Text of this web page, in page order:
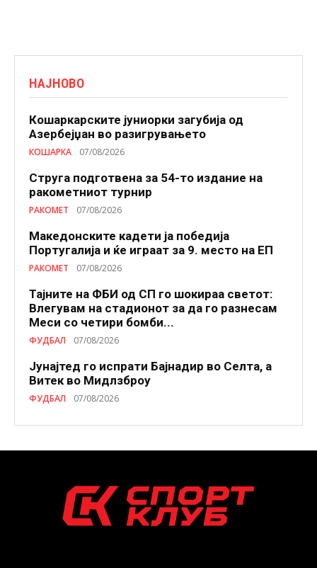
НАЈНОВО
Кошаркарските јуниорки загубија од
Азербејџан во разигрувањето
КОШАРКА 07/08/2026
Струга подготвена за 54-то издание на
ракометниот турнир
РАКОМЕТ 07/08/2026
Македонските кадети ја победија
Португалија и ќе играат за 9. место на ЕП
РАКОМЕТ 07/08/2026
Тајните на ФБИ од СП го шокираа светот:
Влегувам на стадионот за да го разнесам
Меси со четири бомби...
ФУДБАЛ 07/08/2026
Јунајтед го испрати Бајнадир во Селта, а
Витек во Мидлзброу
ФУДБАЛ 07/08/2026